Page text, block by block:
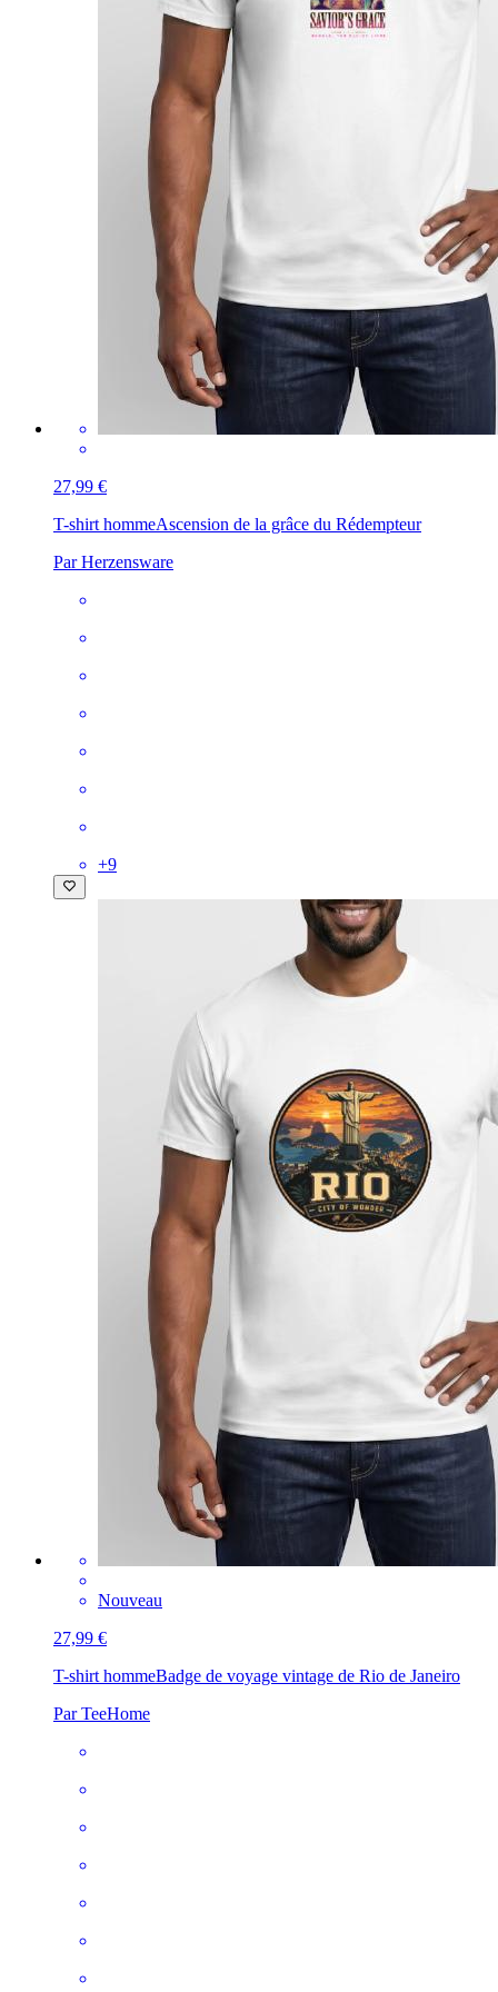
27,99 €
T-shirt hommeAscension de la grâce du Rédempteur
Par Herzensware
+9
Nouveau
27,99 €
T-shirt hommeBadge de voyage vintage de Rio de Janeiro
Par TeeHome